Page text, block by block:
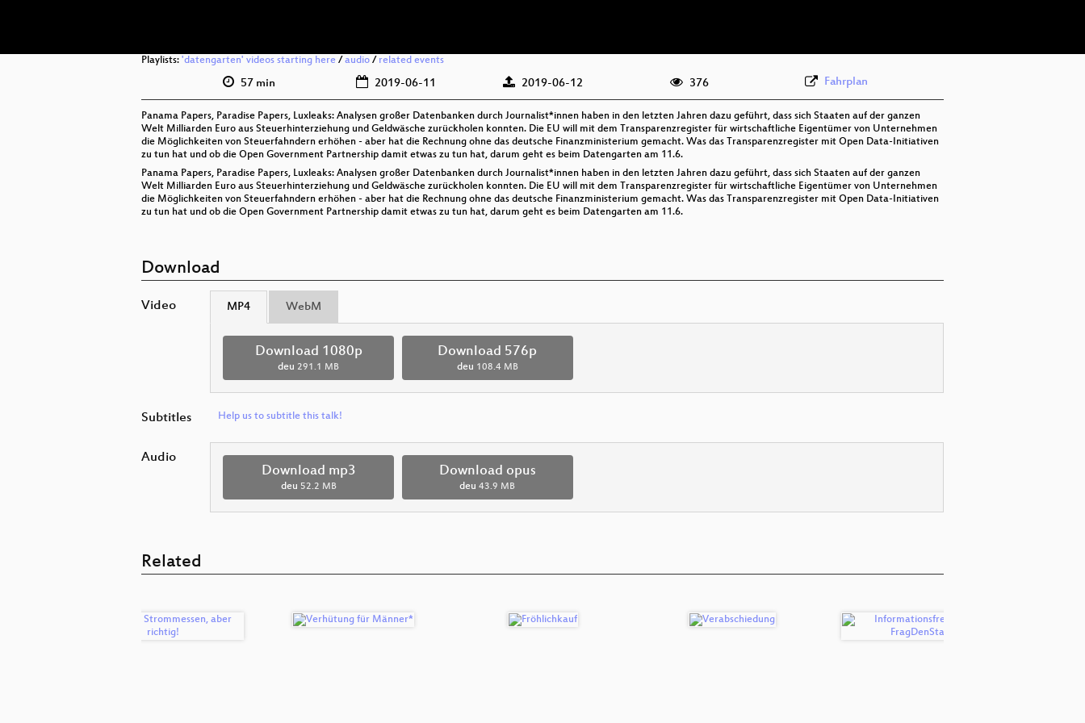
Playlists: 'datengarten' videos starting here / audio / related events
57 min 2019-06-11 2019-06-12 376 Fahrplan
Panama Papers, Paradise Papers, Luxleaks: Analysen großer Datenbanken durch Journalist*innen haben in den letzten Jahren dazu geführt, dass sich Staaten auf der ganzen
Welt Milliarden Euro aus Steuerhinterziehung und Geldwäsche zurückholen konnten. Die EU will mit dem Transparenzregister für wirtschaftliche Eigentümer von Unternehmen
die Möglichkeiten von Steuerfahndern erhöhen - aber hat die Rechnung ohne das deutsche Finanzministerium gemacht. Was das Transparenzregister mit Open Data-Initiativen
zu tun hat und ob die Open Government Partnership damit etwas zu tun hat, darum geht es beim Datengarten am 11.6.
Panama Papers, Paradise Papers, Luxleaks: Analysen großer Datenbanken durch Journalist*innen haben in den letzten Jahren dazu geführt, dass sich Staaten auf der ganzen
Welt Milliarden Euro aus Steuerhinterziehung und Geldwäsche zurückholen konnten. Die EU will mit dem Transparenzregister für wirtschaftliche Eigentümer von Unternehmen
die Möglichkeiten von Steuerfahndern erhöhen - aber hat die Rechnung ohne das deutsche Finanzministerium gemacht. Was das Transparenzregister mit Open Data-Initiativen
zu tun hat und ob die Open Government Partnership damit etwas zu tun hat, darum geht es beim Datengarten am 11.6.
Download
Video MP4 WebM
Download 1080p
deu 291.1 MB
Download 576p
deu 108.4 MB
Subtitles Help us to subtitle this talk!
Audio
Download mp3
deu 52.2 MB
Download opus
deu 43.9 MB
Related